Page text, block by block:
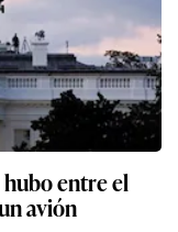
entre el
avión